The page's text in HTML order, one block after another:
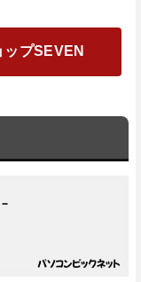
ップSEVEN